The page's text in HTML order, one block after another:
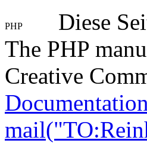
Diese
The PHP
Creative